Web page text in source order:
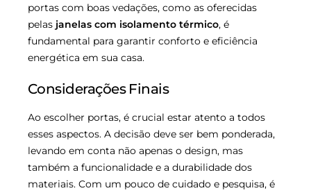
portas com boas vedações, como as oferecidas
pelas janelas com isolamento térmico, é
fundamental para garantir conforto e eficiência
energética em sua casa.
Considerações Finais
Ao escolher portas, é crucial estar atento a todos
esses aspectos. A decisão deve ser bem ponderada,
levando em conta não apenas o design, mas
também a funcionalidade e a durabilidade dos
materiais. Com um pouco de cuidado e pesquisa, é